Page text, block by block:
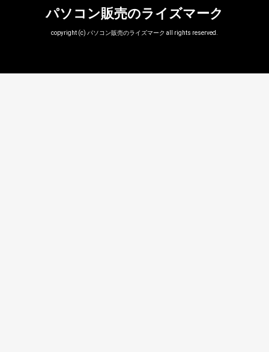
パソコン販売のライズマーク
copyright (c) パソコン販売のライズマーク all rights reserved.